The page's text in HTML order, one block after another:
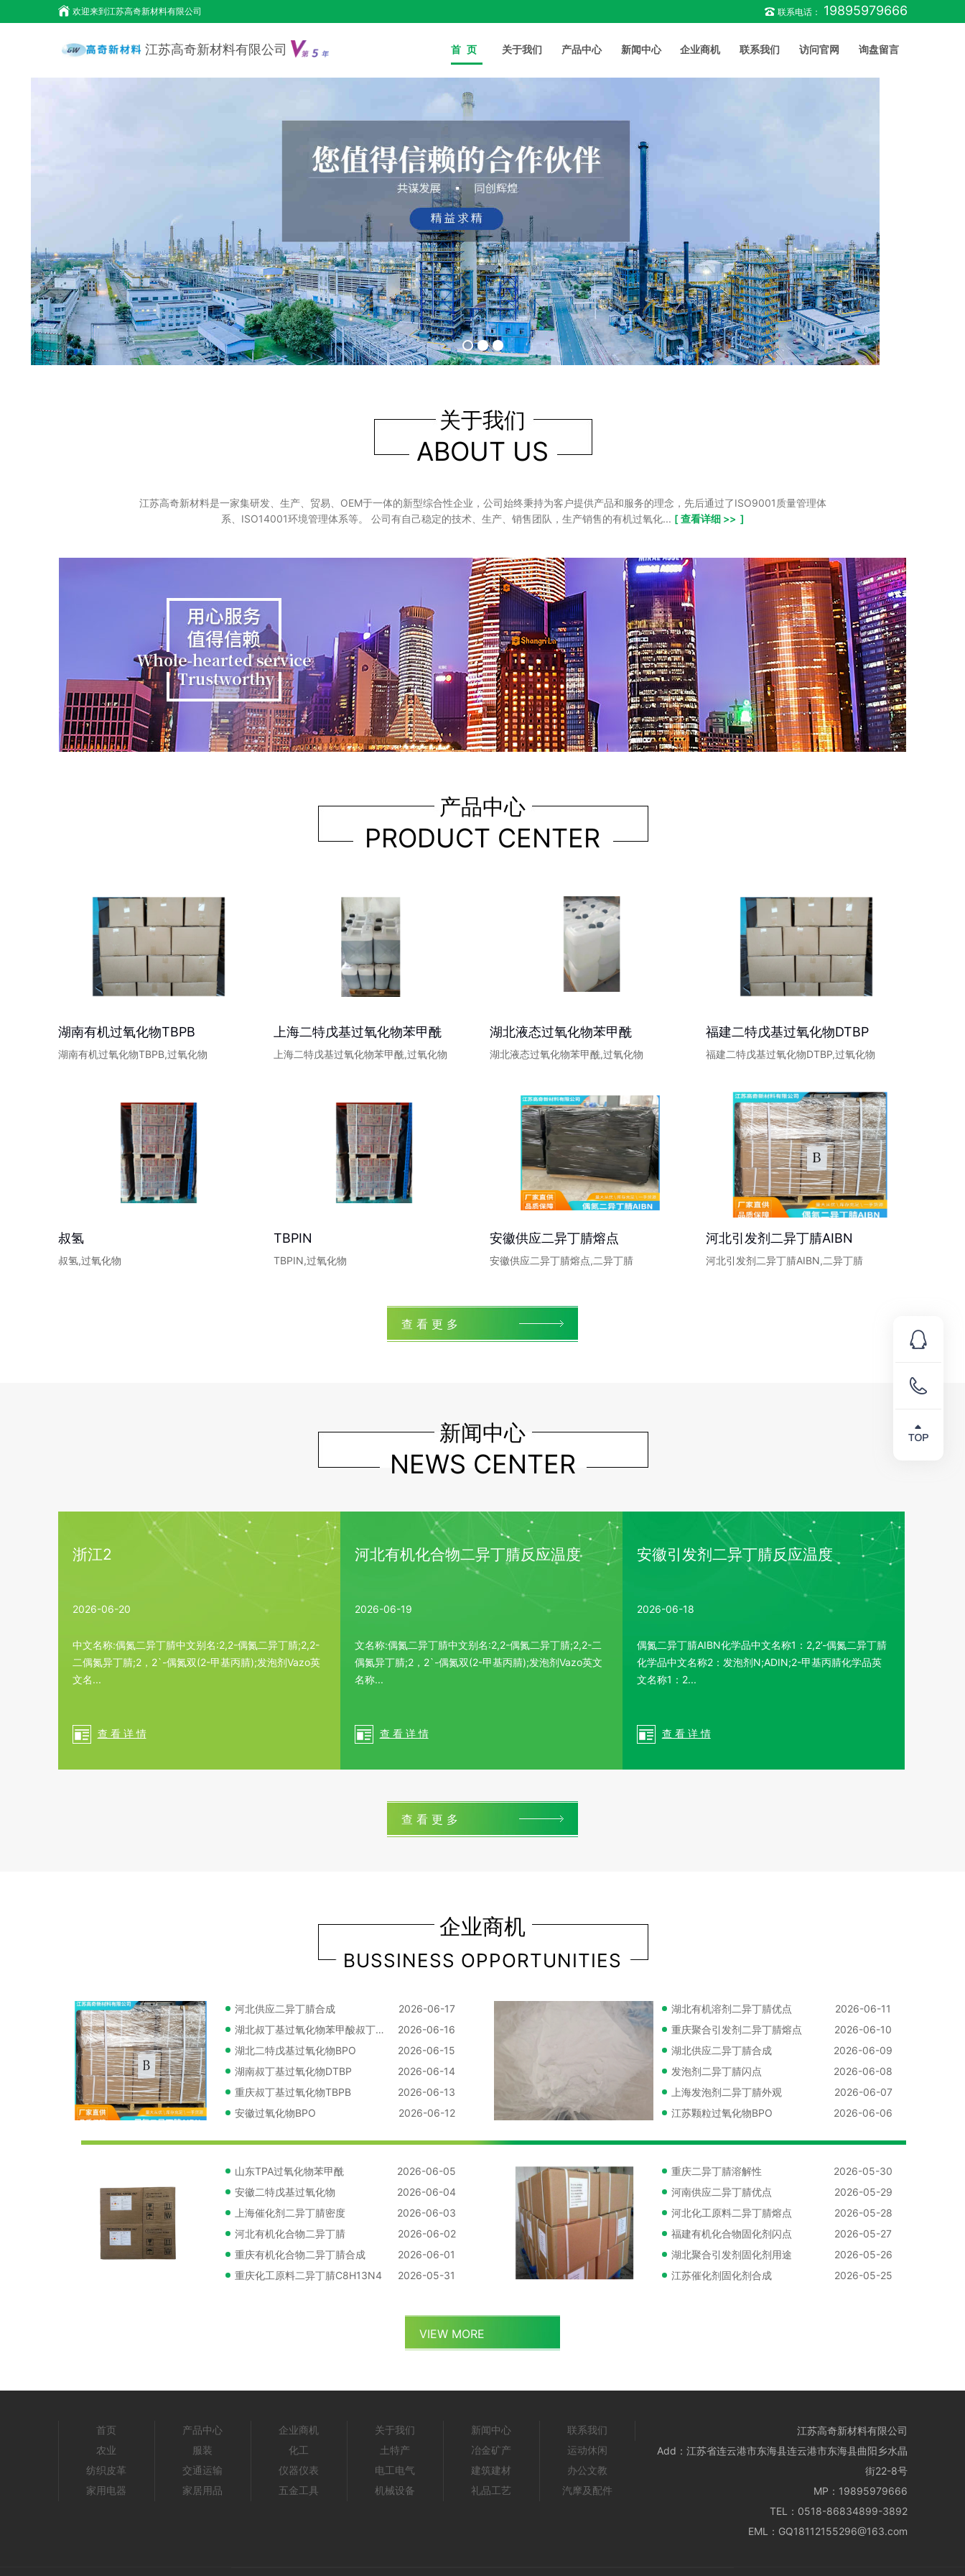
欢迎来到江苏高奇新材料有限公司 联系电话： 19895979666
江苏高奇新材料有限公司 首页 关于我们 产品中心 新闻中心 企业商机 联系我们 访问官网 询盘留言
关于我们
ABOUT US
江苏高奇新材料是一家集研发、生产、贸易、OEM于一体的新型综合性企业，公司始终秉持为客户提供产品和服务的理念，先后通过了ISO9001质量管理体
系、ISO14001环境管理体系等。 公司有自己稳定的技术、生产、销售团队，生产销售的有机过氧化... [ 查看详细 >> ]
产品中心
PRODUCT CENTER
湖南有机过氧化物TBPB
湖南有机过氧化物TBPB,过氧化物
上海二特戊基过氧化物苯甲酰
上海二特戊基过氧化物苯甲酰,过氧化物
湖北液态过氧化物苯甲酰
湖北液态过氧化物苯甲酰,过氧化物
福建二特戊基过氧化物DTBP
福建二特戊基过氧化物DTBP,过氧化物
叔氢
叔氢,过氧化物
TBPIN
TBPIN,过氧化物
安徽供应二异丁腈熔点
安徽供应二异丁腈熔点,二异丁腈
河北引发剂二异丁腈AIBN
河北引发剂二异丁腈AIBN,二异丁腈
查 看 更 多
新闻中心
NEWS CENTER
浙江2
2026-06-20
中文名称:偶氮二异丁腈中文别名:2,2-偶氮二异丁腈;2,2-
二偶氮异丁腈;2，2`-偶氮双(2-甲基丙腈);发泡剂Vazo英
文名...
查 看 详 情
河北有机化合物二异丁腈反应温度
2026-06-19
文名称:偶氮二异丁腈中文别名:2,2-偶氮二异丁腈;2,2-二
偶氮异丁腈;2，2`-偶氮双(2-甲基丙腈);发泡剂Vazo英文
名称...
查 看 详 情
安徽引发剂二异丁腈反应温度
2026-06-18
偶氮二异丁腈AIBN化学品中文名称1：2,2’-偶氮二异丁腈
化学品中文名称2：发泡剂N;ADIN;2-甲基丙腈化学品英
文名称1：2...
查 看 详 情
查 看 更 多
企业商机
BUSSINESS OPPORTUNITIES
河北供应二异丁腈合成
2026-06-17
湖北叔丁基过氧化物苯甲酸叔丁酯
2026-06-16
湖北二特戊基过氧化物BPO
2026-06-15
湖南叔丁基过氧化物DTBP
2026-06-14
重庆叔丁基过氧化物TBPB
2026-06-13
安徽过氧化物BPO
2026-06-12
湖北有机溶剂二异丁腈优点
2026-06-11
重庆聚合引发剂二异丁腈熔点
2026-06-10
湖北供应二异丁腈合成
2026-06-09
发泡剂二异丁腈闪点
2026-06-08
上海发泡剂二异丁腈外观
2026-06-07
江苏颗粒过氧化物BPO
2026-06-06
山东TPA过氧化物苯甲酰
2026-06-05
安徽二特戊基过氧化物
2026-06-04
上海催化剂二异丁腈密度
2026-06-03
河北有机化合物二异丁腈
2026-06-02
重庆有机化合物二异丁腈合成
2026-06-01
重庆化工原料二异丁腈C8H13N4
2026-05-31
重庆二异丁腈溶解性
2026-05-30
河南供应二异丁腈优点
2026-05-29
河北化工原料二异丁腈熔点
2026-05-28
福建有机化合物固化剂闪点
2026-05-27
湖北聚合引发剂固化剂用途
2026-05-26
江苏催化剂固化剂合成
2026-05-25
VIEW MORE
首页 产品中心 企业商机 关于我们 新闻中心
联系我们
农业
服装 化工 土特产 冶金矿产
运动休闲
纺织皮革
交通运输 仪器仪表 电工电气 建筑建材
办公文教
家用电器
家居用品 五金工具 机械设备 礼品工艺 汽摩及配件
江苏高奇新材料有限公司
Add： 江苏省连云港市东海县连云港市东海县曲阳乡水晶
街22-8号
MP： 19895979666
TEL： 0518-86834899-3892
EML： GQ18112155296@163.com